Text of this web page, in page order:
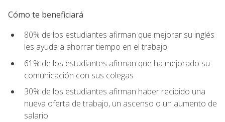
Cómo te beneficiará
80% de los estudiantes afirman que mejorar su inglés
les ayuda a ahorrar tiempo en el trabajo
61% de los estudiantes afirman que ha mejorado su
comunicación con sus colegas
30% de los estudiantes afirman haber recibido una
nueva oferta de trabajo, un ascenso o un aumento de
salario